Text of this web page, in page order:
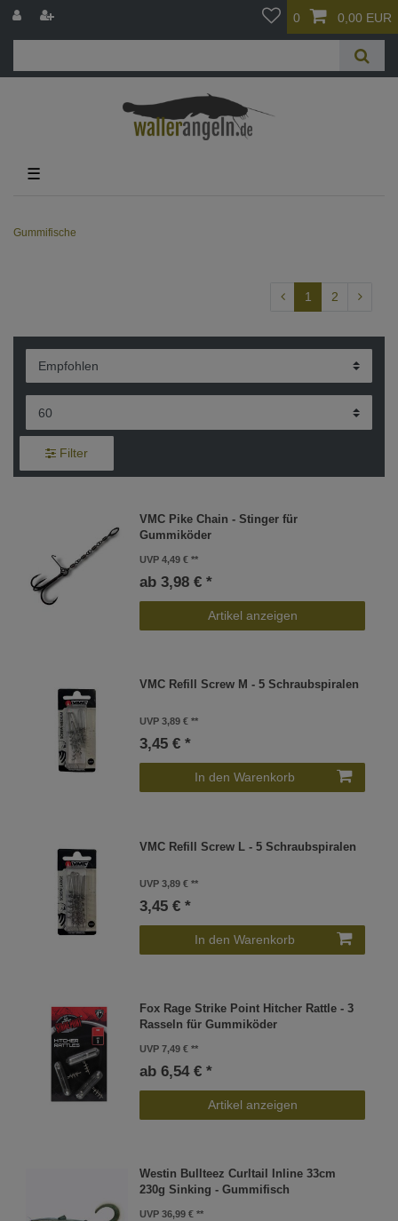
0 0,00 EUR
☰
Gummifische
1 2
Filter
VMC Pike Chain - Stinger für
Gummiköder
UVP 4,49 €
ab 3,98 € *
Artikel anzeigen
VMC Refill Screw M - 5 Schraubspiralen
UVP 3,89 €
3,45 € *
In den Warenkorb
VMC Refill Screw L - 5 Schraubspiralen
UVP 3,89 €
3,45 € *
In den Warenkorb
Fox Rage Strike Point Hitcher Rattle - 3
Rasseln für Gummiköder
UVP 7,49 €
ab 6,54 € *
Artikel anzeigen
Westin Bullteez Curltail Inline 33cm
230g Sinking - Gummifisch
UVP 36,99 €